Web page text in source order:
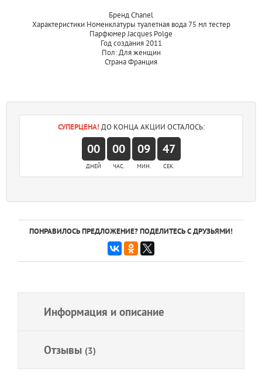
Бренд Chanel
Характеристики Номенклатуры туалетная вода 75 мл тестер
Парфюмер Jacques Polge
Год создания 2011
Пол: Для женщин
Страна Франция
СУПЕРЦЕНА! ДО КОНЦА АКЦИИ ОСТАЛОСЬ:
00 00 09 46
ДНЕЙ ЧАС. МИН. СЕК.
ПОНРАВИЛОСЬ ПРЕДЛОЖЕНИЕ? ПОДЕЛИТЕСЬ С ДРУЗЬЯМИ!
Информация и описание
Отзывы (3)